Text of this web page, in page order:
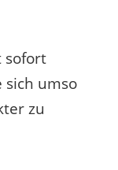
sofort
umso
zu